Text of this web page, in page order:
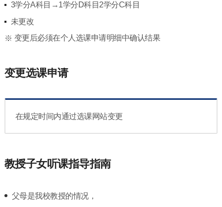
3学分A科目→1学分D科目2学分C科目
未更改
变更后必须在个人选课申请明细中确认结果
变更选课申请
在规定时间内通过选课网站变更
教授子女听课指导指南
父母是我校教授的情况，